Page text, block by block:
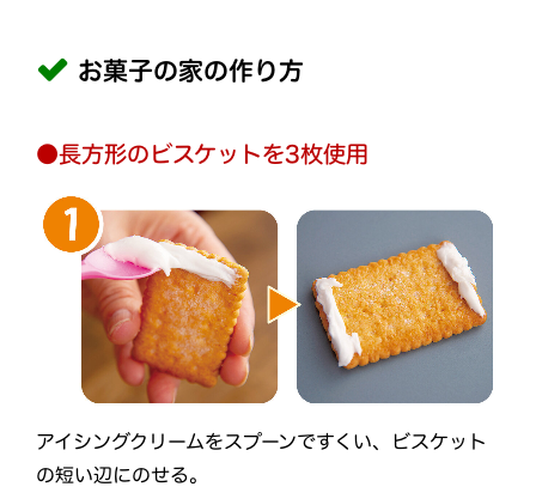
お菓子の家の作り方
●長方形のビスケットを3枚使用
アイシングクリームをスプーンですくい、ビスケット
の短い辺にのせる。